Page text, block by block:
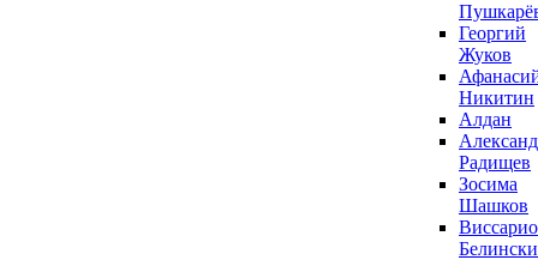
Георгий
Жуков
Никитин
Алдан
Радищев
Зосима
Шашков